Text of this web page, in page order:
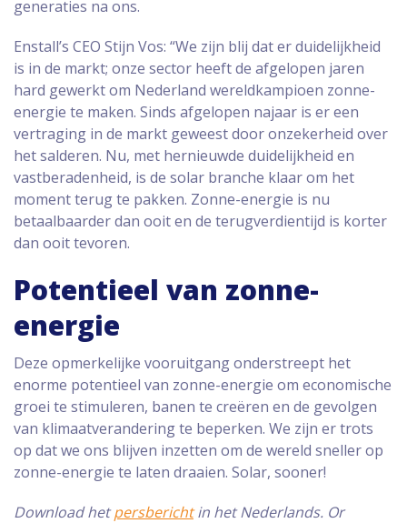
generaties na ons.
Enstall’s CEO Stijn Vos: “We zijn blij dat er duidelijkheid
is in de markt; onze sector heeft de afgelopen jaren
hard gewerkt om Nederland wereldkampioen zonne-
energie te maken. Sinds afgelopen najaar is er een
vertraging in de markt geweest door onzekerheid over
het salderen. Nu, met hernieuwde duidelijkheid en
vastberadenheid, is de solar branche klaar om het
moment terug te pakken. Zonne-energie is nu
betaalbaarder dan ooit en de terugverdientijd is korter
dan ooit tevoren.
Potentieel van zonne-
energie
Deze opmerkelijke vooruitgang onderstreept het
enorme potentieel van zonne-energie om economische
groei te stimuleren, banen te creëren en de gevolgen
van klimaatverandering te beperken. We zijn er trots
op dat we ons blijven inzetten om de wereld sneller op
zonne-energie te laten draaien. Solar, sooner!
Download hetpersberichtin het Nederlands. Or